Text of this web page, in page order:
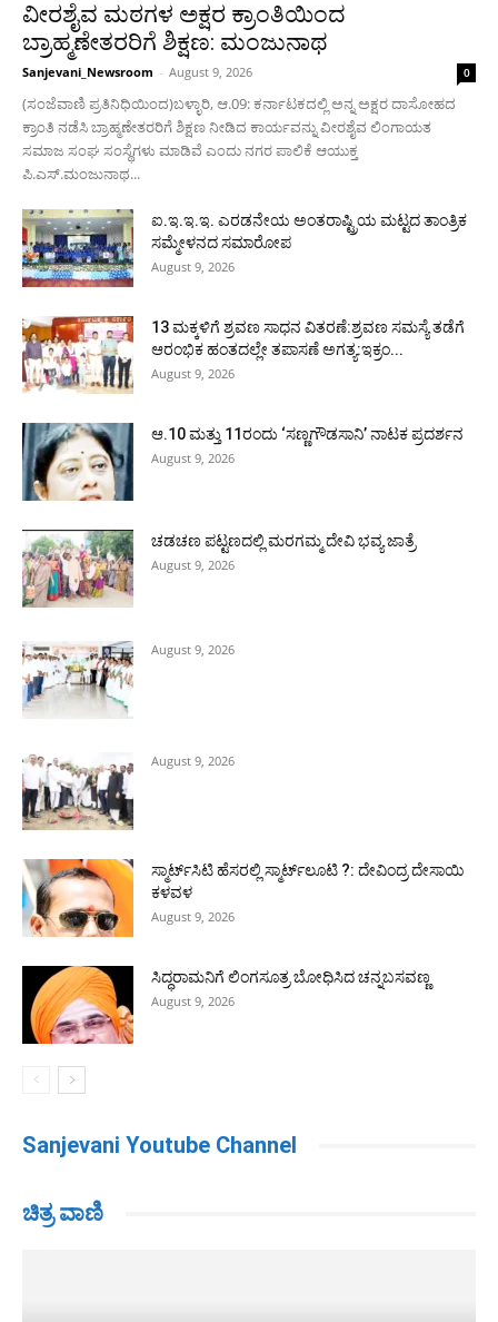
ವೀರಶೈವ ಮಠಗಳ ಅಕ್ಷರ ಕ್ರಾಂತಿಯಿಂದ
ಬ್ರಾಹ್ಮಣೇತರರಿಗೆ ಶಿಕ್ಷಣ: ಮಂಜುನಾಥ
Sanjevani_Newsroom - August 9, 2026 0
(ಸಂಜೆವಾಣಿ ಪ್ರತಿನಿಧಿಯಿಂದ)ಬಳ್ಳಾರಿ, ಆ.09: ಕರ್ನಾಟಕದಲ್ಲಿ ಅನ್ನ ಅಕ್ಷರ ದಾಸೋಹದ
ಕ್ರಾಂತಿ ನಡೆಸಿ ಬ್ರಾಹ್ಮಣೇತರರಿಗೆ ಶಿಕ್ಷಣ ನೀಡಿದ ಕಾರ್ಯವನ್ನು ವೀರಶೈವ ಲಿಂಗಾಯತ
ಸಮಾಜ ಸಂಘ ಸಂಸ್ಥೆಗಳು ಮಾಡಿವೆ ಎಂದು ನಗರ ಪಾಲಿಕೆ ಆಯುಕ್ತ
ಪಿ.ಎಸ್.ಮಂಜುನಾಥ...
ಐ.ಇ.ಇ.ಇ. ಎರಡನೇಯ ಅಂತರಾಷ್ಟ್ರಿಯ ಮಟ್ಟದ ತಾಂತ್ರಿಕ
ಸಮ್ಮೇಳನದ ಸಮಾರೋಪ
August 9, 2026
13 ಮಕ್ಕಳಿಗೆ ಶ್ರವಣ ಸಾಧನ ವಿತರಣೆ:ಶ್ರವಣ ಸಮಸ್ಯೆ ತಡೆಗೆ
ಆರಂಭಿಕ ಹಂತದಲ್ಲೇ ತಪಾಸಣೆ ಅಗತ್ಯ:ಇಕ್ರಂ...
August 9, 2026
ಆ.10 ಮತ್ತು 11ರಂದು ‘ಸಣ್ಣಗೌಡಸಾನಿ’ ನಾಟಕ ಪ್ರದರ್ಶನ
August 9, 2026
ಚಡಚಣ ಪಟ್ಟಣದಲ್ಲಿ ಮರಗಮ್ಮ ದೇವಿ ಭವ್ಯ ಜಾತ್ರೆ
August 9, 2026
August 9, 2026
August 9, 2026
ಸ್ಮಾರ್ಟ್‍ಸಿಟಿ ಹೆಸರಲ್ಲಿ ಸ್ಮಾರ್ಟ್‍ಲೂಟಿ ?: ದೇವಿಂದ್ರ ದೇಸಾಯಿ
ಕಳವಳ
August 9, 2026
ಸಿದ್ಧರಾಮನಿಗೆ ಲಿಂಗಸೂತ್ರ ಬೋಧಿಸಿದ ಚನ್ನಬಸವಣ್ಣ
August 9, 2026
Sanjevani Youtube Channel
ಚಿತ್ರ ವಾಣಿ